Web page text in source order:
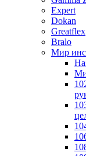
Expert
Dokan
Greatflex
Bralo
Мир